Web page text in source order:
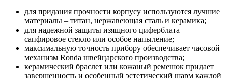
для придания прочности корпусу используются лучшие
материалы – титан, нержавеющая сталь и керамика;
для надежной защиты изящного циферблата –
сапфировое стекло или особое напыление;
максимальную точность прибору обеспечивает часовой
механизм Ronda швейцарского производства;
керамический браслет или кожаный ремешок придает
завершенность и особенный эстетический шарм каждой